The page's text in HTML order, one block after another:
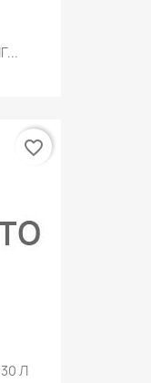
Л
favorite_border